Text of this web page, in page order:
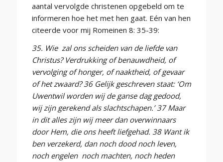
aantal vervolgde christenen opgebeld om te
informeren hoe het met hen gaat. Eén van hen
citeerde voor mij Romeinen 8: 35-39:
35. Wie zal ons scheiden van de liefde van
Christus? Verdrukking of benauwdheid, of
vervolging of honger, of naaktheid, of gevaar
of het zwaard? 36 Gelijk geschreven staat: ‘Om
Uwentwil worden wij de ganse dag gedood,
wij zijn gerekend als slachtschapen.’ 37 Maar
in dit alles zijn wij meer dan overwinnaars
door Hem, die ons heeft liefgehad. 38 Want ik
ben verzekerd, dan noch dood noch leven,
noch engelen noch machten, noch heden